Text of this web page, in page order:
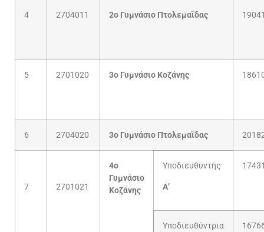
4 2704011 2ο Γυμνάσιο Πτολεμαΐδας
5 2701020 3ο Γυμνάσιο Κοζάνης
6 2704020 3ο Γυμνάσιο Πτολεμαΐδας
7 2701021
4ο
Γυμνάσιο
Κοζάνης
Υποδιευθυντής
Α’
Υποδιευθύντρια